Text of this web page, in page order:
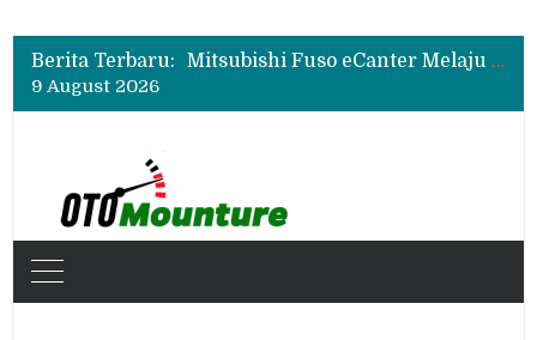
Berita Terbaru:
Mitsubishi Fuso eCanter Melaju di Bisnis Logistik, Fastana Jadi Pengguna Baru
Mitsubishi Fuso Perkenalkan Next Generation Zero Down Time di GIIAS 2026
9 August 2026